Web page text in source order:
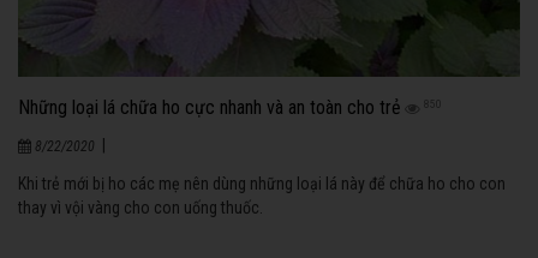
Những loại lá chữa ho cực nhanh và an toàn cho trẻ 850
8/22/2020
Khi trẻ mới bị ho các mẹ nên dùng những loại lá này để chữa ho cho con
thay vì vội vàng cho con uống thuốc.